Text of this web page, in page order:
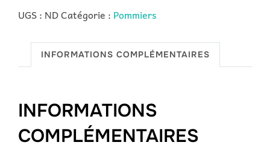
UGS : NDCatégorie : Pommiers
INFORMATIONS COMPLÉMENTAIRES
INFORMATIONS
COMPLÉMENTAIRES